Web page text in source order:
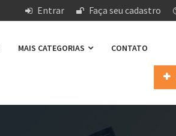
Entrar Faça seu cadastro
MAIS CATEGORIAS CONTATO